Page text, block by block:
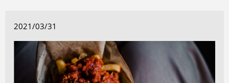
2021/03/31